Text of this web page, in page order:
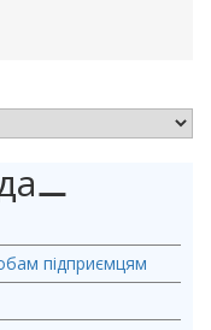
⚊
підприємцям